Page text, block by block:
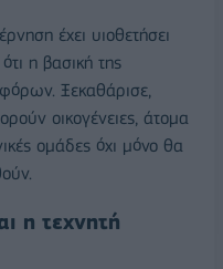
έχει υιοθετήσει
η βασική της
Ξεκαθάρισε,
οικογένειες, άτομα
ομάδες όχι μόνο θα
η τεχνητή